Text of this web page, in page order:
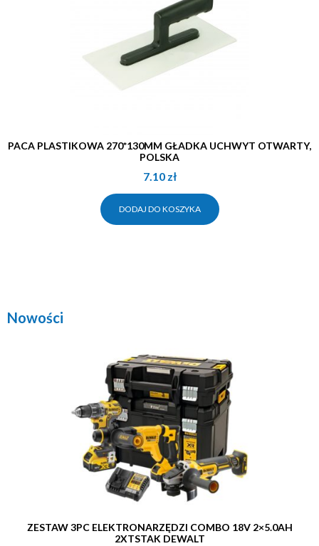
PACA PLASTIKOWA 270*130MM GŁADKA UCHWYT OTWARTY,
POLSKA
7.10 zł
DODAJ DO KOSZYKA
Nowości
ZESTAW 3PC ELEKTRONARZĘDZI COMBO 18V 2×5.0AH
2XTSTAK DEWALT